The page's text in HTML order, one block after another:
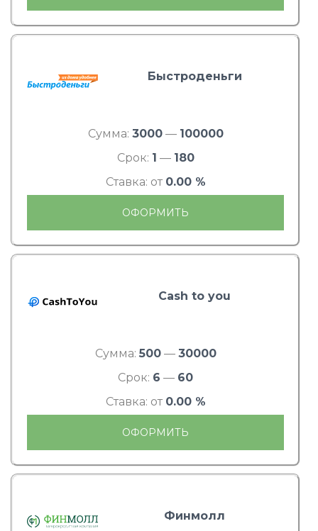
Быстроденьги
Сумма: 3000— 100000
Срок: 1 — 180
Ставка: от 0.00 %
ОФОРМИТЬ
Cash to you
Сумма: 500— 30000
Срок: 6 — 60
Ставка: от 0.00 %
ОФОРМИТЬ
Финмолл